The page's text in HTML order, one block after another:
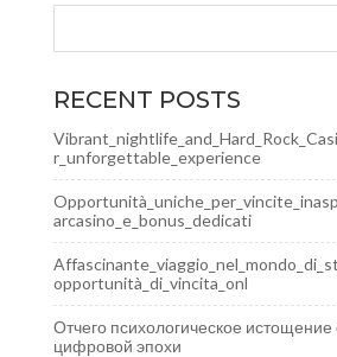
RECENT POSTS
r_unforgettable_experience
arcasino_e_bonus_dedicati
opportunità_di_vincita_onl
Отчего психологическое
цифровой эпохи